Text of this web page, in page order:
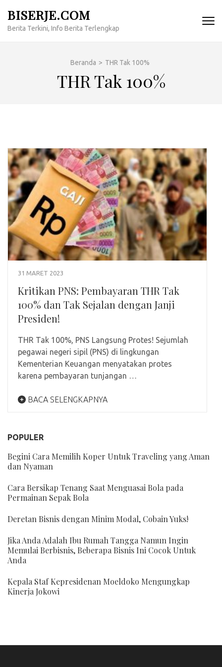
konten
BISERJE.COM
Berita Terkini, Info Berita Terlengkap
Beranda > THR Tak 100%
THR Tak 100%
31 MARET 2023
Kritikan PNS: Pembayaran THR Tak
100% dan Tak Sejalan dengan Janji
Presiden!
THR Tak 100%, PNS Langsung Protes! Sejumlah
pegawai negeri sipil (PNS) di lingkungan
Kementerian Keuangan menyatakan protes
karena pembayaran tunjangan …
BACA SELENGKAPNYA
POPULER
Begini Cara Memilih Koper Untuk Traveling yang Aman
dan Nyaman
Cara Bersikap Tenang Saat Menguasai Bola pada
Permainan Sepak Bola
Deretan Bisnis dengan Minim Modal, Cobain Yuks!
Jika Anda Adalah Ibu Rumah Tangga Namun Ingin
Memulai Berbisnis, Beberapa Bisnis Ini Cocok Untuk
Anda
Kepala Staf Kepresidenan Moeldoko Mengungkap
Kinerja Jokowi